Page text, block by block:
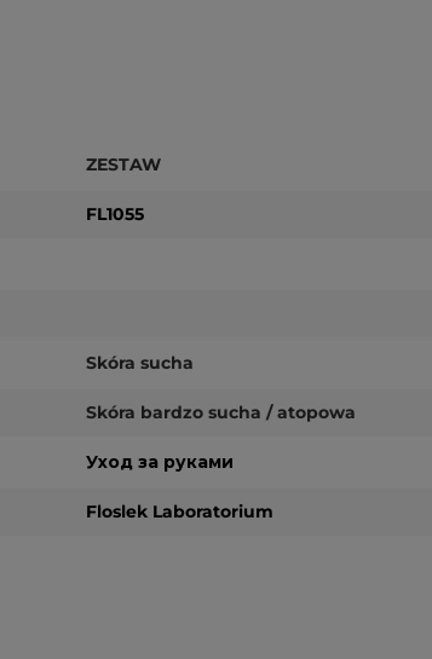
ZESTAW
FL1055
Skóra sucha
Skóra bardzo sucha / atopowa
Уход за руками
Floslek Laboratorium